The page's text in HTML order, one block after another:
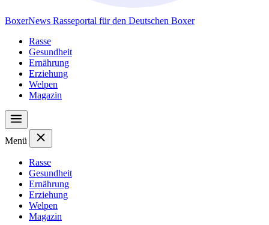
BoxerNews Rasseportal für den Deutschen Boxer
Rasse
Gesundheit
Ernährung
Erziehung
Welpen
Magazin
Menü
Rasse
Gesundheit
Ernährung
Erziehung
Welpen
Magazin